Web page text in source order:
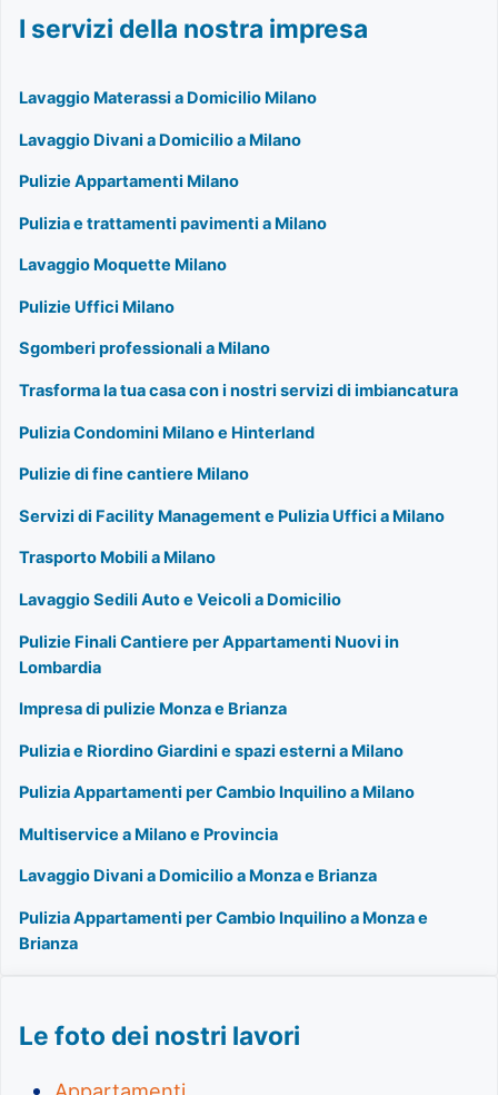
I servizi della nostra impresa
Lavaggio Materassi a Domicilio Milano
Lavaggio Divani a Domicilio a Milano
Pulizie Appartamenti Milano
Pulizia e trattamenti pavimenti a Milano
Lavaggio Moquette Milano
Pulizie Uffici Milano
Sgomberi professionali a Milano
Trasforma la tua casa con i nostri servizi di imbiancatura
Pulizia Condomini Milano e Hinterland
Pulizie di fine cantiere Milano
Servizi di Facility Management e Pulizia Uffici a Milano
Trasporto Mobili a Milano
Lavaggio Sedili Auto e Veicoli a Domicilio
Pulizie Finali Cantiere per Appartamenti Nuovi in
Lombardia
Impresa di pulizie Monza e Brianza
Pulizia e Riordino Giardini e spazi esterni a Milano
Pulizia Appartamenti per Cambio Inquilino a Milano
Multiservice a Milano e Provincia
Lavaggio Divani a Domicilio a Monza e Brianza
Pulizia Appartamenti per Cambio Inquilino a Monza e
Brianza
Le foto dei nostri lavori